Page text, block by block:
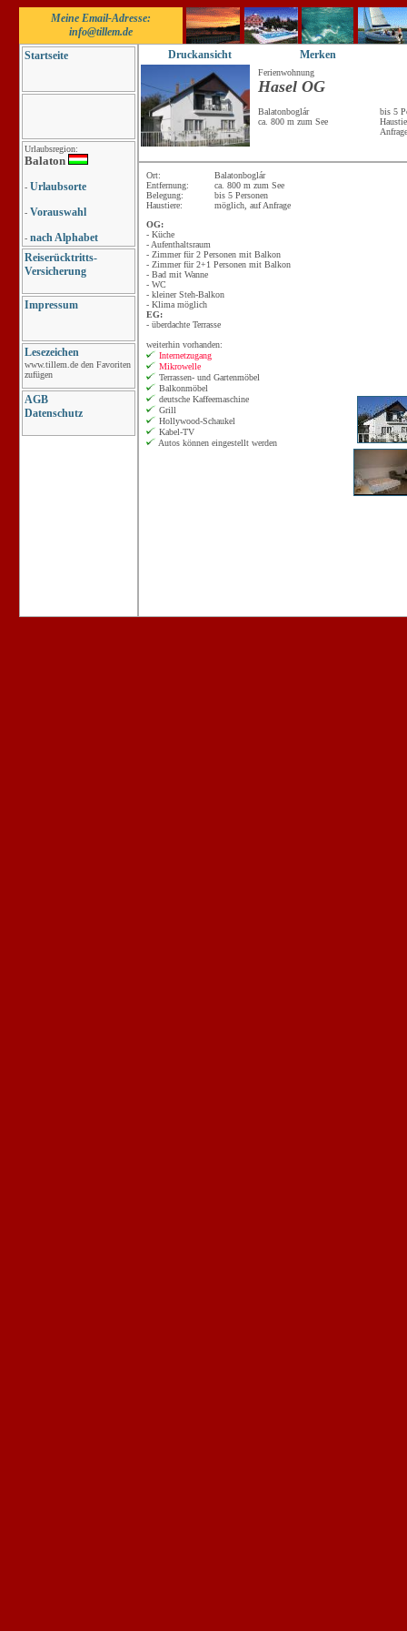
Meine Email-Adresse:
info@tillem.de
Startseite
Urlaubsregion:
Balaton
- Urlaubsorte
- Vorauswahl
-nach Alphabet
Reiserücktritts-
Versicherung
Impressum
Lesezeichen
www.tillem.de den Favoriten
zufügen
AGB
Datenschutz
Druckansicht Merken
Ferienwohnung
Hasel OG
Balatonboglár
ca. 800 m zum See
bis 5
Ort:
Balatonboglár
Entfernung:
ca. 800 m zum See
Belegung:
bis 5 Personen
Haustiere:
möglich, auf Anfrage
OG:
- Küche
- Aufenthaltsraum
- Zimmer für 2 Personen mit Balkon
- Zimmer für 2+1 Personen mit Balkon
- Bad mit Wanne
- WC
- kleiner Steh-Balkon
- Klima möglich
EG:
- überdachte Terrasse
weiterhin vorhanden:
Internetzugang
Mikrowelle
Terrassen- und Gartenmöbel
Balkonmöbel
deutsche Kaffeemaschine
Grill
Hollywood-Schaukel
Kabel-TV
Autos können eingestellt werden